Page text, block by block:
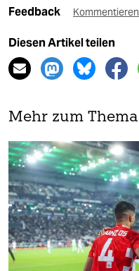
Feedback Kommentieren
Diesen Artikel teilen
Mehr zum Thema